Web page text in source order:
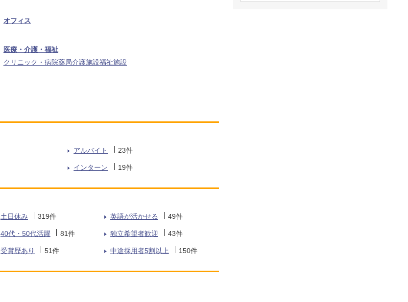
オフィス
医療・介護・福祉
クリニック・病院薬局介護施設福祉施設
アルバイト 23件
インターン 19件
土日休み 319件 英語が活かせる 49件
40代・50代活躍 81件 独立希望者歓迎 43件
受賞歴あり 51件 中途採用者5割以上 150件